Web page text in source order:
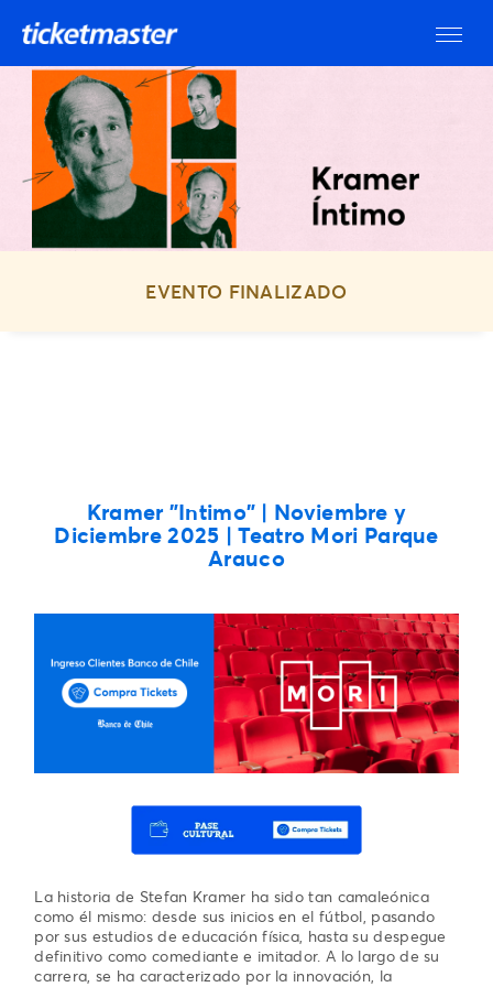
EVENTO FINALIZADO
Kramer "Intimo" | Noviembre y
Diciembre 2025 | Teatro Mori Parque
Arauco
La historia de Stefan Kramer ha sido tan camaleónica
como él mismo: desde sus inicios en el fútbol, pasando
por sus estudios de educación física, hasta su despegue
definitivo como comediante e imitador. A lo largo de su
carrera, se ha caracterizado por la innovación, la